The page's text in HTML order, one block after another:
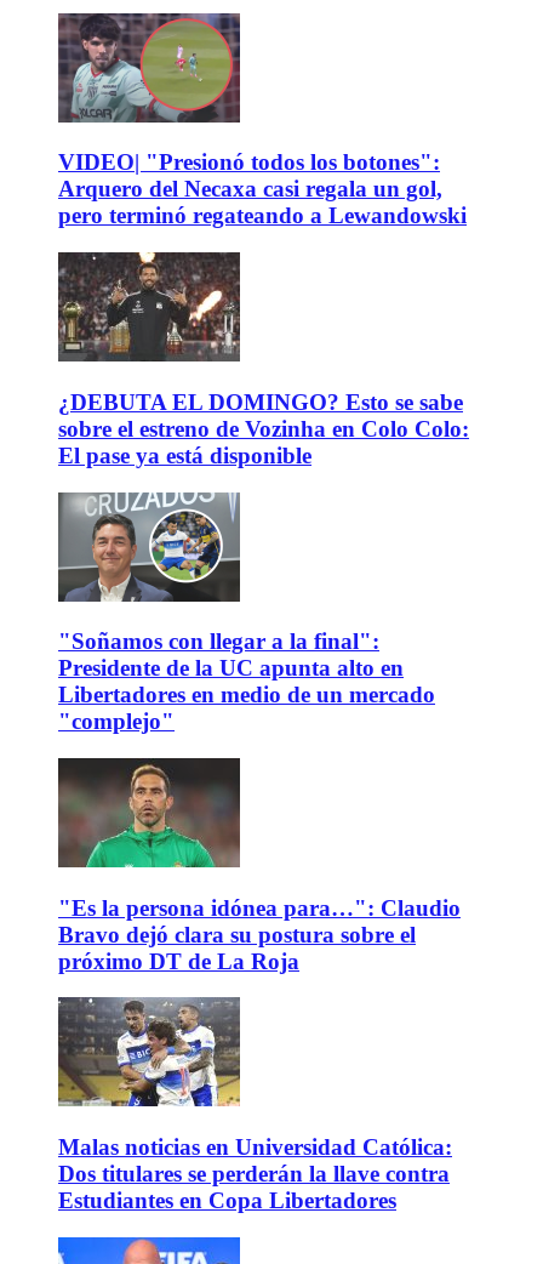
VIDEO| "Presionó todos los botones":
Arquero del Necaxa casi regala un gol,
pero terminó regateando a Lewandowski
¿DEBUTA EL DOMINGO? Esto se sabe
sobre el estreno de Vozinha en Colo Colo:
El pase ya está disponible
"Soñamos con llegar a la final":
Presidente de la UC apunta alto en
Libertadores en medio de un mercado
"complejo"
"Es la persona idónea para…": Claudio
Bravo dejó clara su postura sobre el
próximo DT de La Roja
Malas noticias en Universidad Católica:
Dos titulares se perderán la llave contra
Estudiantes en Copa Libertadores